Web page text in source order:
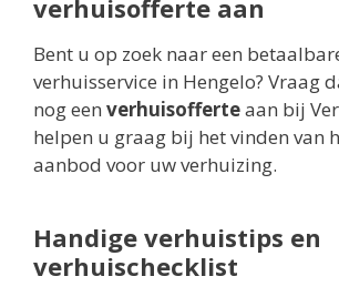
verhuisofferte aan
Bent u op zoek naar een
verhuisservice in Hengelo? Vraag
nog een verhuisofferteaan bij
helpen u graag bij het vinden van
aanbod voor uw verhuizing.
Handige verhuistips en
verhuischecklist